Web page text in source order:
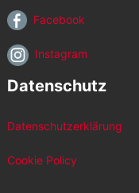
Facebook
Instagram
Datenschutz
Datenschutzerklärung
Cookie Policy